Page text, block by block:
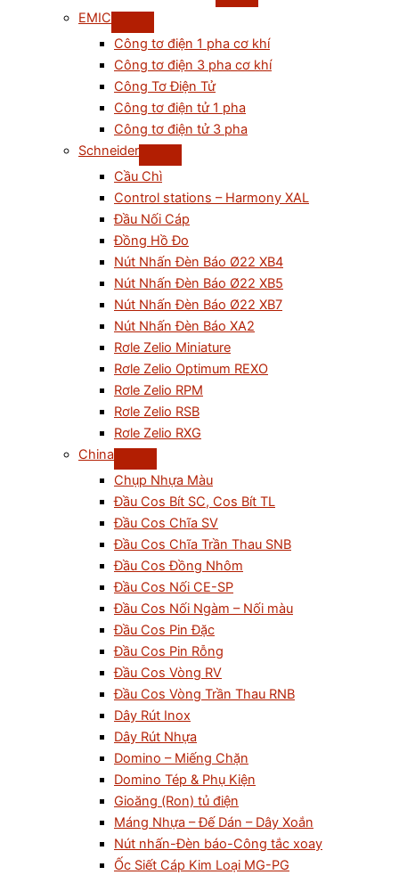
EMIC
Công tơ điện 1 pha cơ khí
Công tơ điện 3 pha cơ khí
Công Tơ Điện Tử
Công tơ điện tử 1 pha
Công tơ điện tử 3 pha
Schneider
Cầu Chì
Control stations – Harmony XAL
Đầu Nối Cáp
Đồng Hồ Đo
Nút Nhấn Đèn Báo Ø22 XB4
Nút Nhấn Đèn Báo Ø22 XB5
Nút Nhấn Đèn Báo Ø22 XB7
Nút Nhấn Đèn Báo XA2
Rơle Zelio Miniature
Rơle Zelio Optimum REXO
Rơle Zelio RPM
Rơle Zelio RSB
Rơle Zelio RXG
China
Chụp Nhựa Màu
Đầu Cos Bít SC, Cos Bít TL
Đầu Cos Chĩa SV
Đầu Cos Chĩa Trần Thau SNB
Đầu Cos Đồng Nhôm
Đầu Cos Nối CE-SP
Đầu Cos Nối Ngàm – Nối màu
Đầu Cos Pin Đặc
Đầu Cos Pin Rỗng
Đầu Cos Vòng RV
Đầu Cos Vòng Trần Thau RNB
Dây Rút Inox
Dây Rút Nhựa
Domino – Miếng Chặn
Domino Tép & Phụ Kiện
Gioăng (Ron) tủ điện
Máng Nhựa – Đế Dán – Dây Xoắn
Nút nhấn-Đèn báo-Công tắc xoay
Ốc Siết Cáp Kim Loại MG-PG